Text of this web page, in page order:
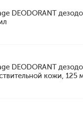
DEODORANT
DEODORANT
кожи, 125